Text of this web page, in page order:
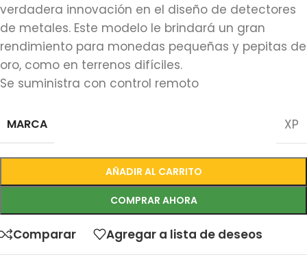
verdadera innovación en el diseño de detectores
de metales. Este modelo le brindará un gran
rendimiento para monedas pequeñas y pepitas de
oro, como en terrenos difíciles.
Se suministra con control remoto
MARCA XP
AÑADIR AL CARRITO
COMPRAR AHORA
Comparar Agregar a lista de deseos